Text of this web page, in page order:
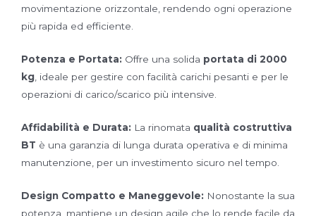
movimentazione orizzontale, rendendo ogni operazione
più rapida ed efficiente.
Potenza e Portata: Offre una solida portata di 2000
kg, ideale per gestire con facilità carichi pesanti e per le
operazioni di carico/scarico più intensive.
Affidabilità e Durata: La rinomata qualità costruttiva
BT è una garanzia di lunga durata operativa e di minima
manutenzione, per un investimento sicuro nel tempo.
Design Compatto e Maneggevole: Nonostante la sua
potenza, mantiene un design agile che lo rende facile da